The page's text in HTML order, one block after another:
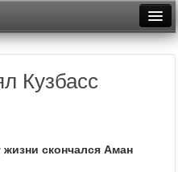
Кузбасс
скончался Аман